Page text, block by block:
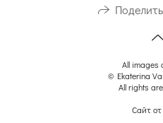
All images
© Ekaterina
All rights
Сайт от